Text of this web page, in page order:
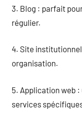
3. Blog : parfait
régulier.
4. Site institutionnel
organisation.
5. Application web
services